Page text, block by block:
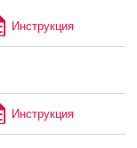
Инструкция
Инструкция